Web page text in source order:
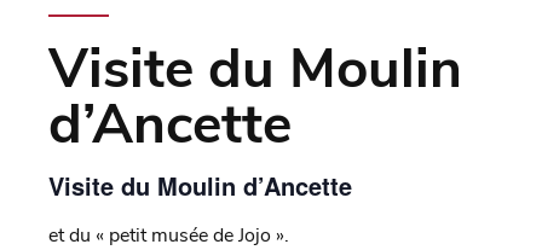
Visite du Moulin
d’Ancette
Visite du Moulin d’Ancette
et du « petit musée de Jojo ».